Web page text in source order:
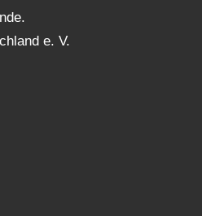
e. V.